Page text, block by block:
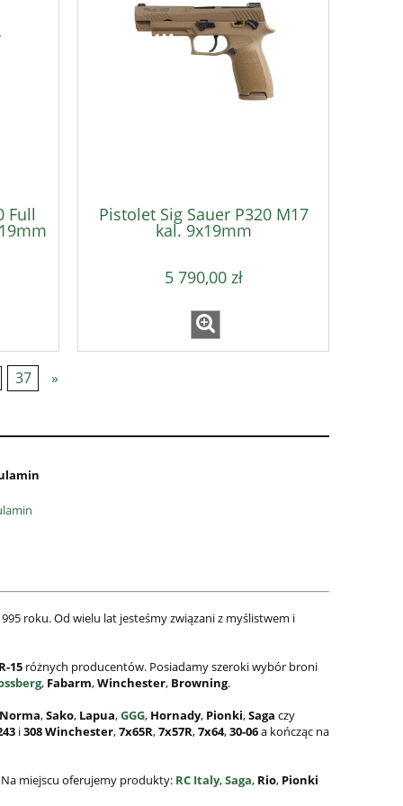
Full Pistolet Sig Sauer P320 M17
kal. 9x19mm
5 790,00 zł
37 »
roku. Od wielu lat jesteśmy związani z myślistwem i
15 różnych producentów. Posiadamy szeroki wybór broni
, Fabarm,Winchester, Browning.
Norma,Sako, Lapua,GGG, Hornady, Pionki,Saga czy
i308Winchester,7x65R,7x57R,7x64,30-06a kończąc na
miejscu oferujemy produkty: RC Italy,Saga, Rio, Pionki